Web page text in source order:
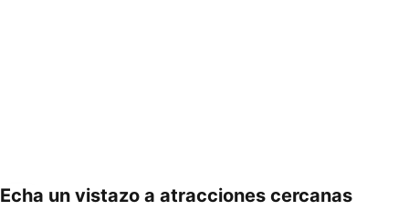
Echa un vistazo a atracciones cercanas